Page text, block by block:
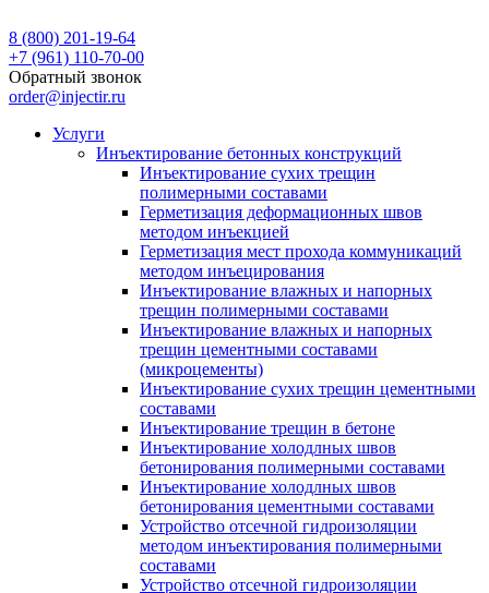
8 (800) 201-19-64
+7 (961) 110-70-00
Обратный звонок
order@injectir.ru
Услуги
Инъектирование бетонных конструкций
Инъектирование сухих трещин
полимерными составами
Герметизация деформационных швов
методом инъекцией
Герметизация мест прохода коммуникаций
методом инъецирования
Инъектирование влажных и напорных
трещин полимерными составами
Инъектирование влажных и напорных
трещин цементными составами
(микроцементы)
Инъектирование сухих трещин цементными
составами
Инъектирование трещин в бетоне
Инъектирование холодлных швов
бетонирования полимерными составами
Инъектирование холодлных швов
бетонирования цементными составами
Устройство отсечной гидроизоляции
методом инъектирования полимерными
составами
Устройство отсечной гидроизоляции